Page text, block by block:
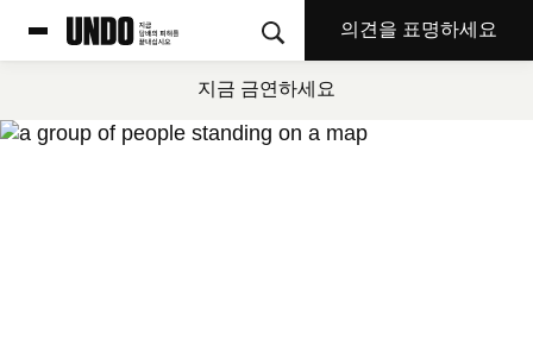
의견을 표명하세요
지금 금연하세요